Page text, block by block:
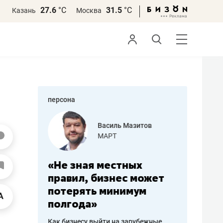
Казань 27.6 °С Москва 31.5 °С
персона
работа
Василь Мазитов
МАРТ
«Не зная местных
правил, бизнес может
потерять минимум
полгода»